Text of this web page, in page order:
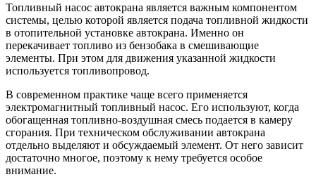
Топливный насос автокрана является важным компонентом
системы, целью которой является подача топливной жидкости
в отопительной установке автокрана. Именно он
перекачивает топливо из бензобака в смешивающие
элементы. При этом для движения указанной жидкости
используется топливопровод.
В современном практике чаще всего применяется
электромагнитный топливный насос. Его используют, когда
обогащенная топливно-воздушная смесь подается в камеру
сгорания. При техническом обслуживании автокрана
отдельно выделяют и обсуждаемый элемент. От него зависит
достаточно многое, поэтому к нему требуется особое
внимание.